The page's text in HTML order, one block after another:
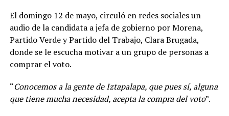
El domingo 12 de mayo, circuló en redes sociales un
audio de la candidata a jefa de gobierno por Morena,
Partido Verde y Partido del Trabajo, Clara Brugada,
donde se le escucha motivar a un grupo de personas a
comprar el voto.
“Conocemos a la gente de Iztapalapa, que pues sí, alguna
que tiene mucha necesidad, acepta la compra del voto”.